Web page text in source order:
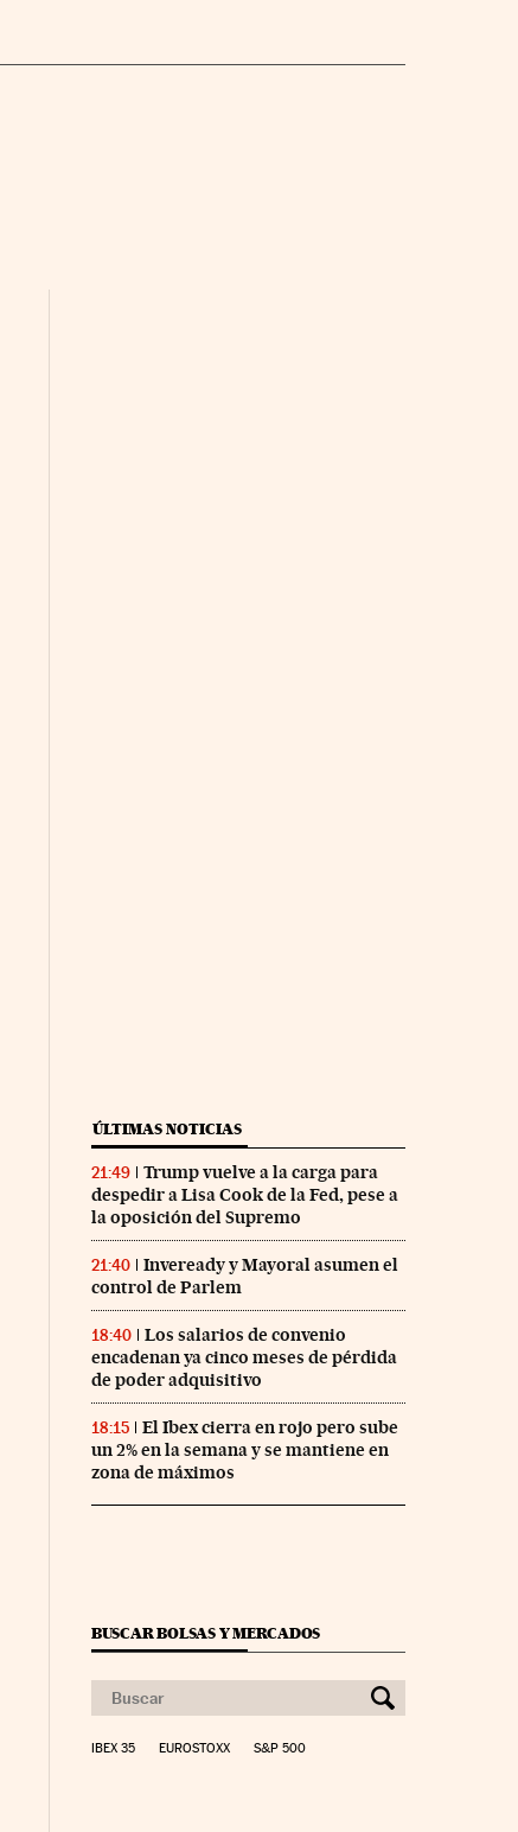
ÚLTIMAS NOTICIAS
21:49
Trump vuelve a la carga para
despedir a Lisa Cook de la Fed, pese a
la oposición del Supremo
21:40
Inveready y Mayoral asumen el
control de Parlem
18:40
Los salarios de convenio
encadenan ya cinco meses de pérdida
de poder adquisitivo
18:15
El Ibex cierra en rojo pero sube
un 2% en la semana y se mantiene en
zona de máximos
BUSCAR BOLSAS Y MERCADOS
IBEX 35 EUROSTOXX S&P 500